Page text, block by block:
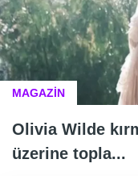
MAGAZİN
Olivia Wilde
üzerine topla...